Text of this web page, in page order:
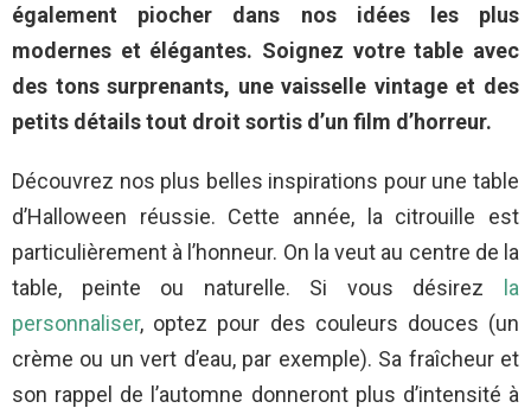
également piocher dans nos idées les plus
modernes et élégantes. Soignez votre table avec
des tons surprenants, une vaisselle vintage et des
petits détails tout droit sortis d’un film d’horreur.
Découvrez nos plus belles inspirations pour une table
d’Halloween réussie. Cette année, la citrouille est
particulièrement à l’honneur. On la veut au centre de la
table, peinte ou naturelle. Si vous désirez
la
personnaliser, optez pour des couleurs douces (un
crème ou un vert d’eau, par exemple). Sa fraîcheur et
son rappel de l’automne donneront plus d’intensité à